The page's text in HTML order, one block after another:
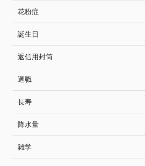
花粉症
誕生日
返信用封筒
退職
長寿
降水量
雑学